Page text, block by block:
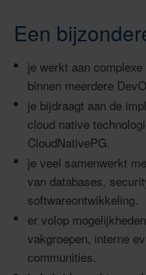
Een
je werkt aan
binnen meerdere
je bijdraagt aan de
cloud native
CloudNativePG.
je veel samenwerkt
van databases,
softwareontwikkeling.
er volop
vakgroepen, interne
communities.